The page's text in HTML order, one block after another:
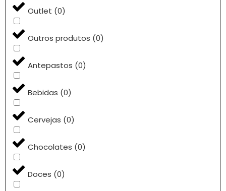
Outlet (0)
Outros produtos (0)
Antepastos (0)
Bebidas (0)
Cervejas (0)
Chocolates (0)
Doces (0)